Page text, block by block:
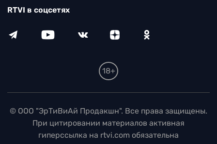
RTVI в соцсетях
18+
© ООО "ЭрТиВиАй Продакшн". Все права защищены.
При цитировании материалов активная
гиперссылка на rtvi.com обязательна